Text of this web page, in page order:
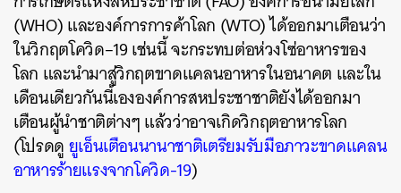
(WHO) และองค์การการค้าโลก (WTO) ได้ออกมาเตือนว่า
ในวิกฤตโควิด–19 เช่นนี้ จะกระทบต่อห่วงโซ่อาหารของ
โลก และนำมาสู่วิกฤตขาดแคลนอาหารในอนาคต และใน
เดือนเดียวกันนี้เององค์การสหประชาชาติยังได้ออกมา
เตือนผู้นำชาติต่างๆ แล้วว่าอาจเกิดวิกฤตอาหารโลก
(โปรดดูยูเอ็นเตือนนานาชาติเตรียมรับมือภาวะขาดแคลน
อาหารร้ายแรงจากโควิด-19)